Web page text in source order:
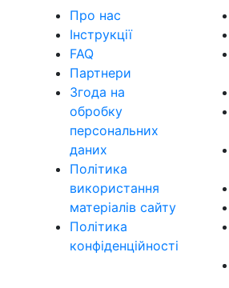
Про нас
Інструкції
FAQ
Партнери
Згода на
обробку
персональних
даних
Політика
використання
матеріалів сайту
Політика
конфіденційності